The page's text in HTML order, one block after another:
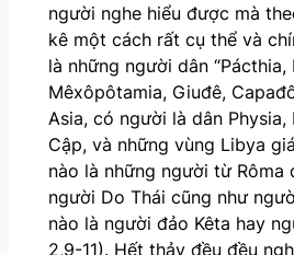
người nghe hiểu được mà
kê một cách rất cụ thể và
là những người dân “Pácthia,
Mêxôpôtamia, Giuđê,
Asia, có người là dân Physia,
Cập, và những vùng Libya
nào là những người từ Rôma
người Do Thái cũng như
nào là người đảo Kêta hay
2,9-11). Hết thảy đều đều